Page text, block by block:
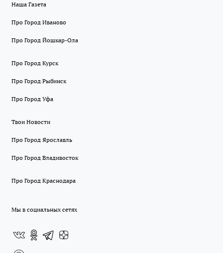
Наша Газета
Про Город Иваново
Про Город Йошкар-Ола
Про Город Курск
Про Город Рыбинск
Про Город Уфа
Твои Новости
Про Город Ярославль
Про Город Владивосток
Про Город Краснодара
Мы в социальных сетях